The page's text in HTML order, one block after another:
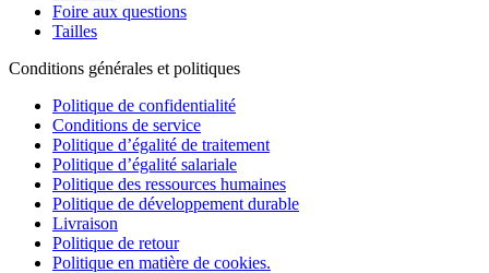
Foire aux questions
Tailles
Conditions générales et politiques
Politique de confidentialité
Conditions de service
Politique d’égalité de traitement
Politique d’égalité salariale
Politique des ressources humaines
Politique de développement durable
Livraison
Politique de retour
Politique en matière de cookies.